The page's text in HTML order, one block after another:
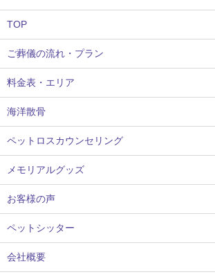
TOP
ご葬儀の流れ・プラン
料金表・エリア
海洋散骨
ペットロスカウンセリング
メモリアルグッズ
お客様の声
ペットシッター
会社概要